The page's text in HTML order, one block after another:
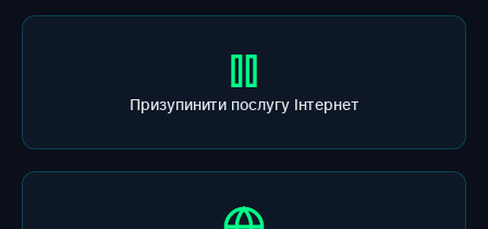
Призупинити послугу Інтернет